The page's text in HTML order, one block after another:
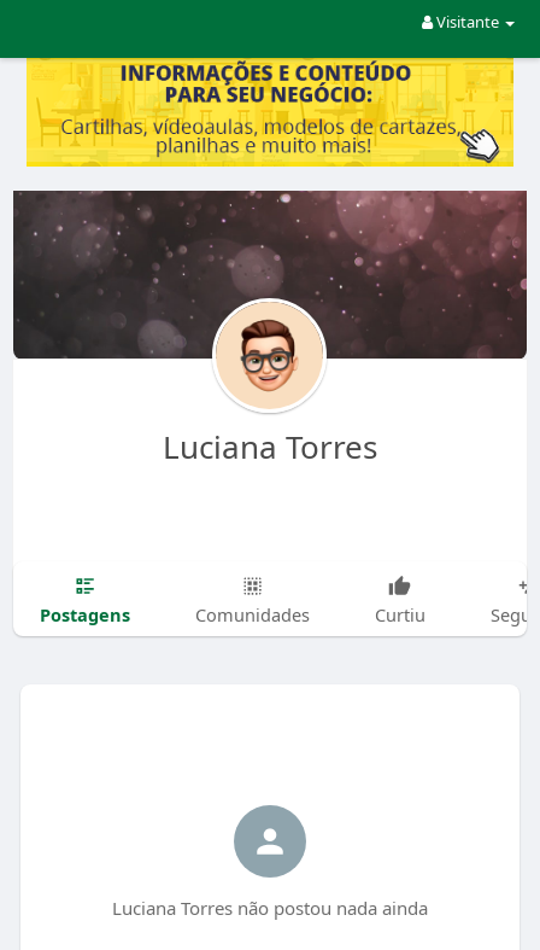
Visitante
Luciana Torres
Postagens Comunidades Curtiu
Luciana Torres não postou nada ainda